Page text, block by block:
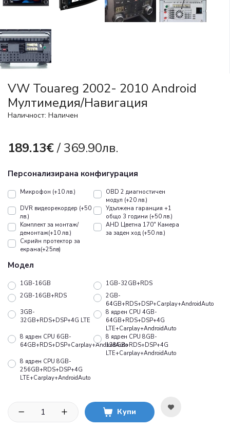
VW Touareg 2002- 2010 Android
Мултимедия/Навигация
Наличност: Наличен
189.13€/ 369.90лв.
Персонализирана конфигурация
Микрофон (+10 лв.)
OBD 2 диагностичен
модул (+20 лв.)
DVR видеорекордер (+50
лв.)
Удължена гаранция +1
общо 3 години (+50 лв.)
Koмплект за монтаж/
демонтаж(+10 лв.)
AHD Цветна 170" Камера
за заден ход (+50 лв.)
Скрийн протектор за
екрана(+25лв)
Модел
1GB-16GB
1GB-32GB+RDS
2GB-16GB+RDS
2GB-
64GB+RDS+DSP+Carplay+AndroidAuto
3GB-
32GB+RDS+DSP+4G LTE
8 ядрен CPU 4GB-
64GB+RDS+DSP+4G
LTE+Carplay+AndroidAuto
8 ядрен CPU 6GB-
64GB+RDS+DSP+Carplay+AndroidAuto
8 ядрен CPU 8GB-
128GB+RDS+DSP+4G
LTE+Carplay+AndroidAuto
8 ядрен CPU 8GB-
256GB+RDS+DSP+4G
LTE+Carplay+AndroidAuto
Купи